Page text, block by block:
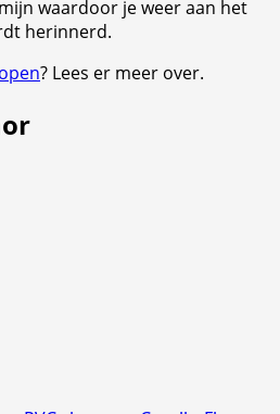
waardoor je weer aan het
herinnerd.
? Lees er meer over.